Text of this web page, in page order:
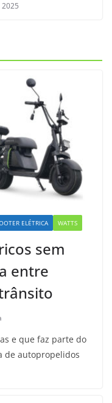
ELÉTRICA WATTS
sem
entre
e que faz parte do
de autopropelidos